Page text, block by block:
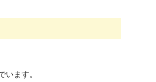
ます。